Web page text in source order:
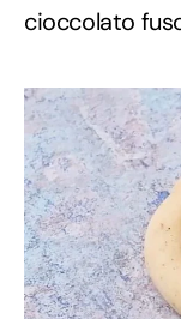
cioccolato